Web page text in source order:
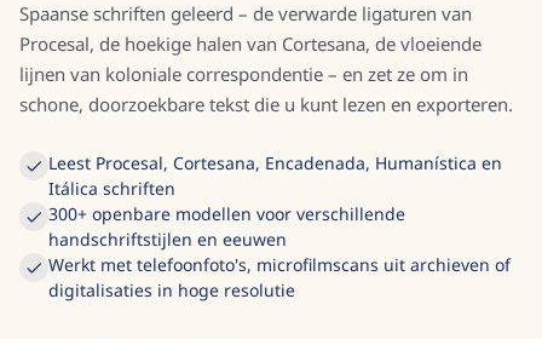
Spaanse schriften geleerd – de verwarde ligaturen van
Procesal, de hoekige halen van Cortesana, de vloeiende
lijnen van koloniale correspondentie – en zet ze om in
schone, doorzoekbare tekst die u kunt lezen en exporteren.
Leest Procesal, Cortesana, Encadenada, Humanística en
Itálica schriften
300+ openbare modellen voor verschillende
handschriftstijlen en eeuwen
Werkt met telefoonfoto's, microfilmscans uit archieven of
digitalisaties in hoge resolutie